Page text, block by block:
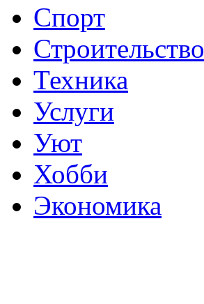
Спорт
Строительство
Техника
Услуги
Уют
Хобби
Экономика